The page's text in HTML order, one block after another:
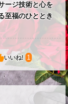
ージ技術と心を
至福のひととき
いいね! 1